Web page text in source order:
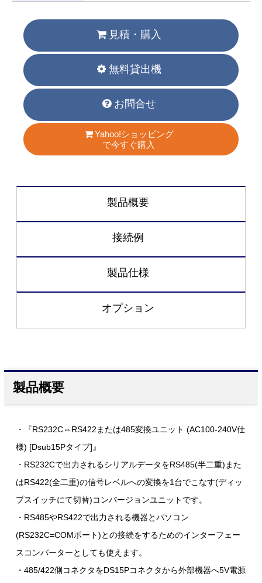
見積・購入
無料貸出機
お問合せ
Yahoo!ショッピング
で今すぐ購入
製品概要
接続例
製品仕様
オプション
製品概要
・『RS232C⇔RS422または485変換ユニット (AC100-240V仕
様) [Dsub15Pタイプ]』
・RS232Cで出力されるシリアルデータをRS485(半二重)また
はRS422(全二重)の信号レベルへの変換を1台でこなす(ディッ
プスイッチにて切替)コンバージョンユニットです。
・RS485やRS422で出力される機器とパソコン
(RS232C=COMポート)との接続をするためのインターフェー
スコンバーターとしても使えます。
・485/422側コネクタをDS15Pコネクタから外部機器へ5V電源